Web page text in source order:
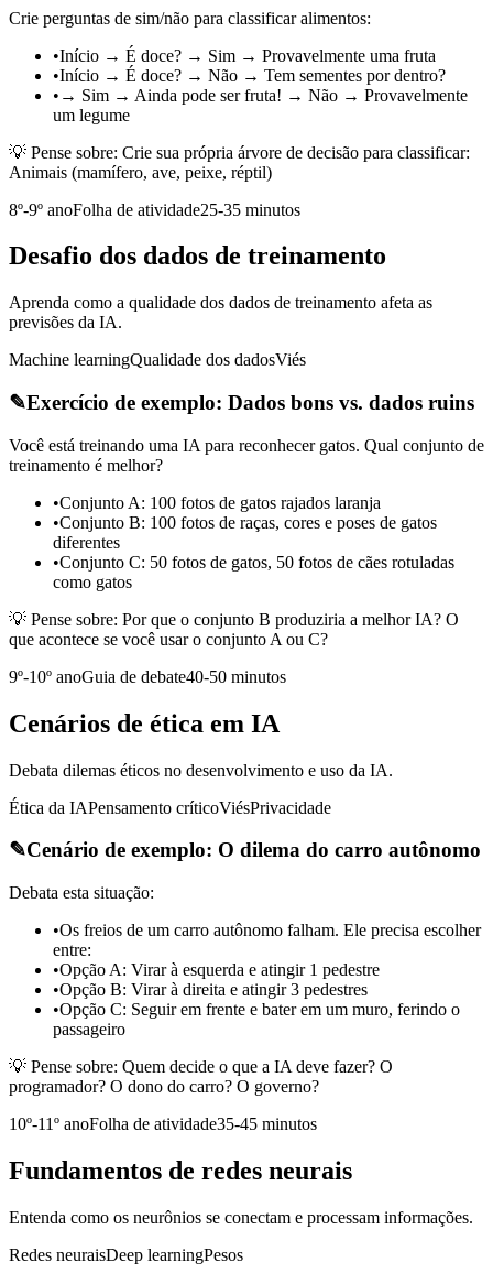
Crie perguntas de sim/não para classificar alimentos:
•Início → É doce? → Sim → Provavelmente uma fruta
•Início → É doce? → Não → Tem sementes por dentro?
• → Sim → Ainda pode ser fruta! → Não → Provavelmente
um legume
💡 Pense sobre: Crie sua própria árvore de decisão para classificar:
Animais (mamífero, ave, peixe, réptil)
8º-9º anoFolha de atividade25-35 minutos
Desafio dos dados de treinamento
Aprenda como a qualidade dos dados de treinamento afeta as
previsões da IA.
Machine learningQualidade dos dadosViés
✎Exercício de exemplo: Dados bons vs. dados ruins
Você está treinando uma IA para reconhecer gatos. Qual conjunto de
treinamento é melhor?
•Conjunto A: 100 fotos de gatos rajados laranja
•Conjunto B: 100 fotos de raças, cores e poses de gatos
diferentes
•Conjunto C: 50 fotos de gatos, 50 fotos de cães rotuladas
como gatos
💡 Pense sobre: Por que o conjunto B produziria a melhor IA? O
que acontece se você usar o conjunto A ou C?
9º-10º anoGuia de debate40-50 minutos
Cenários de ética em IA
Debata dilemas éticos no desenvolvimento e uso da IA.
Ética da IAPensamento críticoViésPrivacidade
✎Cenário de exemplo: O dilema do carro autônomo
Debata esta situação:
•Os freios de um carro autônomo falham. Ele precisa escolher
entre:
•Opção A: Virar à esquerda e atingir 1 pedestre
•Opção B: Virar à direita e atingir 3 pedestres
•Opção C: Seguir em frente e bater em um muro, ferindo o
passageiro
💡 Pense sobre: Quem decide o que a IA deve fazer? O
programador? O dono do carro? O governo?
10º-11º anoFolha de atividade35-45 minutos
Fundamentos de redes neurais
Entenda como os neurônios se conectam e processam informações.
Redes neuraisDeep learningPesos